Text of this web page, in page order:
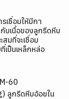
เชื่อมให้มีกา
บเนื้อของลูกรีดหีบ
มที่จะเชื่อม
เป็นเหล็กหล่อ
60
ลูกรีดหีบอ้อยใน